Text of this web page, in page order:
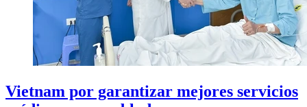
Vietnam por garantizar mejores servicios